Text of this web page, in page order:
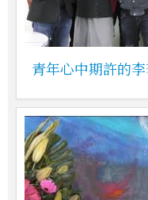
青年心中期許的